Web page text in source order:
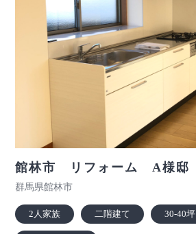
館林市 リフォーム A様邸
群馬県館林市
2人家族 二階建て 30-40坪